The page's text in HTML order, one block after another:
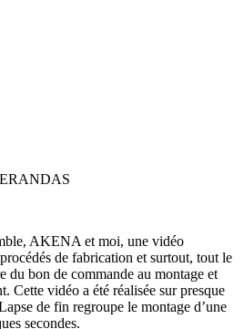
AKENA et moi, une vidéo
de fabrication et surtout, tout le
du bon de commande au montage et
Cette vidéo a été réalisée sur presque
de fin regroupe le montage d’une
secondes.